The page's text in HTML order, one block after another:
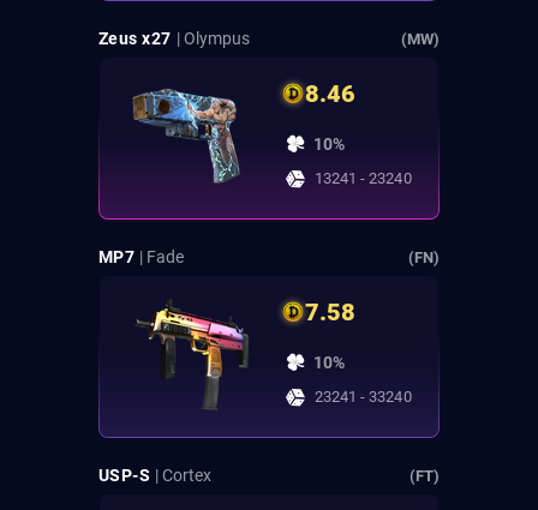
Zeus x27 | Olympus (MW)
8.46
10%
13241 - 23240
MP7 | Fade (FN)
7.58
10%
23241 - 33240
USP-S | Cortex (FT)